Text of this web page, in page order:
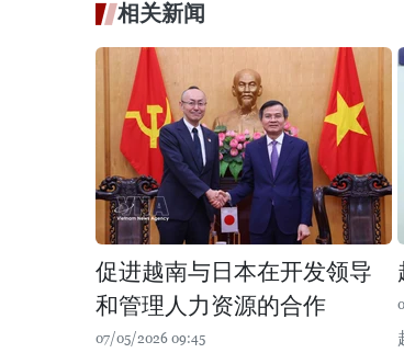
相关新闻
促进越南与日本在开发领导
和管理人力资源的合作
07/05/2026 09:45